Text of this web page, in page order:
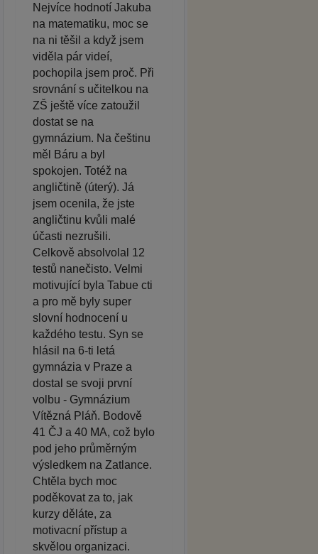
Nejvíce hodnotí Jakuba
na matematiku, moc se
na ni těšil a když jsem
viděla pár videí,
pochopila jsem proč. Při
srovnání s učitelkou na
ZŠ ještě více zatoužil
dostat se na
gymnázium. Na češtinu
měl Báru a byl
spokojen. Totéž na
angličtině (úterý). Já
jsem ocenila, že jste
angličtinu kvůli malé
účasti nezrušili.
Celkově absolvolal 12
testů nanečisto. Velmi
motivující byla Tabue cti
a pro mě byly super
slovní hodnocení u
každého testu. Syn se
hlásil na 6-ti letá
gymnázia v Praze a
dostal se svoji první
volbu - Gymnázium
Vítězná Pláň. Bodově
41 ČJ a 40 MA, což bylo
pod jeho průměrným
výsledkem na Zatlance.
Chtěla bych moc
poděkovat za to, jak
kurzy děláte, za
motivacní přístup a
skvělou organizaci.